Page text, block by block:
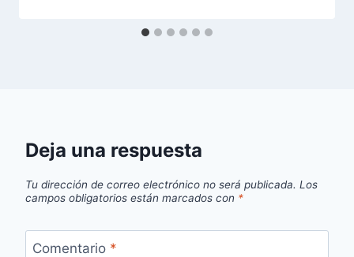
Deja una respuesta
Tu dirección de correo electrónico no será publicada. Los
campos obligatorios están marcados con *
Comentario *